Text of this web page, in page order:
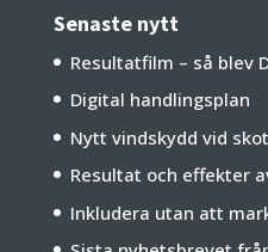
Senaste nytt
Resultatfilm – så blev
Digital handlingsplan
Nytt vindskydd vid
Resultat och effekter
Inkludera utan att